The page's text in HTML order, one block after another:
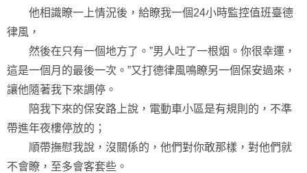
他相識瞭一上情況後，給瞭我一個24小時監控值班臺德
律風，
然後在只有一個地方了。”男人吐了一根烟。你很幸運，
這是一個月的最後一次。”又打德律風鳴瞭另一個保安過來，
讓他隨著我下來調停。
陪我下來的保安路上說，電動車小區是有規則的，不準
帶進年夜樓停放的；
順帶撫慰我說，沒關係的，他們對你敢那樣，對他們就
不會瞭，至多會客套些。